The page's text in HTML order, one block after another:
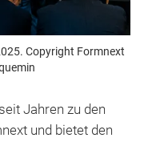
Copyright Formnext
Jahren zu den
und bietet den